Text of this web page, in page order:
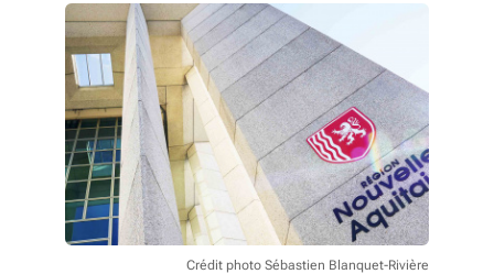
Crédit photo Sébastien Blanquet-Rivière